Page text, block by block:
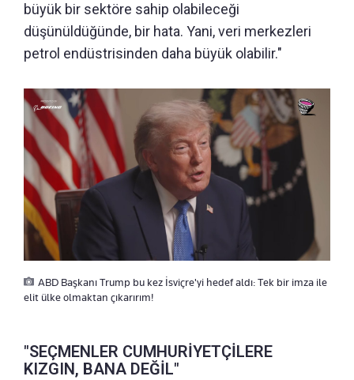
büyük bir sektöre sahip olabileceği
düşünüldüğünde, bir hata. Yani, veri merkezleri
petrol endüstrisinden daha büyük olabilir."
ABD Başkanı Trump bu kez İsviçre'yi hedef aldı: Tek bir imza ile
elit ülke olmaktan çıkarırım!
"SEÇMENLER CUMHURİYETÇİLERE
KIZGIN, BANA DEĞİL"